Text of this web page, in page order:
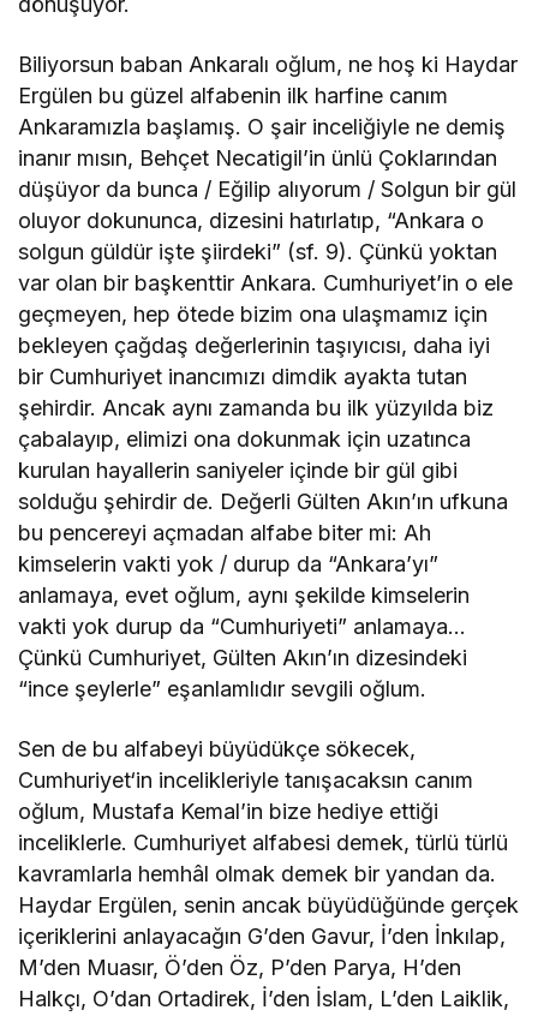
Biliyorsun baban Ankaralı oğlum, ne hoş ki Haydar
Ergülen bu güzel alfabenin ilk harfine canım
Ankaramızla başlamış. O şair inceliğiyle ne demiş
inanır mısın, Behçet Necatigil’in ünlü Çoklarından
düşüyor da bunca / Eğilip alıyorum / Solgun bir gül
oluyor dokununca, dizesini hatırlatıp, “Ankara o
solgun güldür işte şiirdeki” (sf. 9). Çünkü yoktan
var olan bir başkenttir Ankara. Cumhuriyet’in o ele
geçmeyen, hep ötede bizim ona ulaşmamız için
bekleyen çağdaş değerlerinin taşıyıcısı, daha iyi
bir Cumhuriyet inancımızı dimdik ayakta tutan
şehirdir. Ancak aynı zamanda bu ilk yüzyılda biz
çabalayıp, elimizi ona dokunmak için uzatınca
kurulan hayallerin saniyeler içinde bir gül gibi
solduğu şehirdir de. Değerli Gülten Akın’ın ufkuna
bu pencereyi açmadan alfabe biter mi: Ah
kimselerin vakti yok / durup da “Ankara’yı”
anlamaya, evet oğlum, aynı şekilde kimselerin
vakti yok durup da “Cumhuriyeti” anlamaya…
Çünkü Cumhuriyet, Gülten Akın’ın dizesindeki
“ince şeylerle” eşanlamlıdır sevgili oğlum.
Sen de bu alfabeyi büyüdükçe sökecek,
Cumhuriyet‘in incelikleriyle tanışacaksın canım
oğlum, Mustafa Kemal’in bize hediye ettiği
inceliklerle. Cumhuriyet alfabesi demek, türlü türlü
kavramlarla hemhâl olmak demek bir yandan da.
Haydar Ergülen, senin ancak büyüdüğünde gerçek
içeriklerini anlayacağın G’den Gavur, İ’den İnkılap,
M’den Muasır, Ö’den Öz, P’den Parya, H’den
Halkçı, O’dan Ortadirek, İ’den İslam, L’den Laiklik,